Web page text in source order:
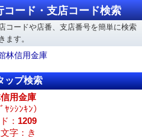
ード・支店コード検索
コードや店番、支店番号を簡単に検索
ます。
林信用金庫
ップ検索
用金庫
ﾔｼｼﾝｷﾝ）
： 1209
字：き